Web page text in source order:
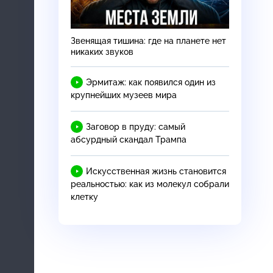
Звенящая тишина: где на планете нет
никаких звуков
Эрмитаж: как появился один из
крупнейших музеев мира
Заговор в пруду: самый
абсурдный скандал Трампа
Искусственная жизнь становится
реальностью: как из молекул собрали
клетку